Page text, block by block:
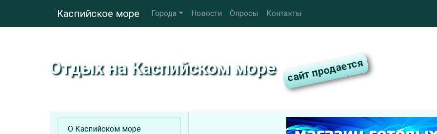
Каспийское море Города Новости Опросы Контакты
Отдых на Каспийском море
О Каспийском море